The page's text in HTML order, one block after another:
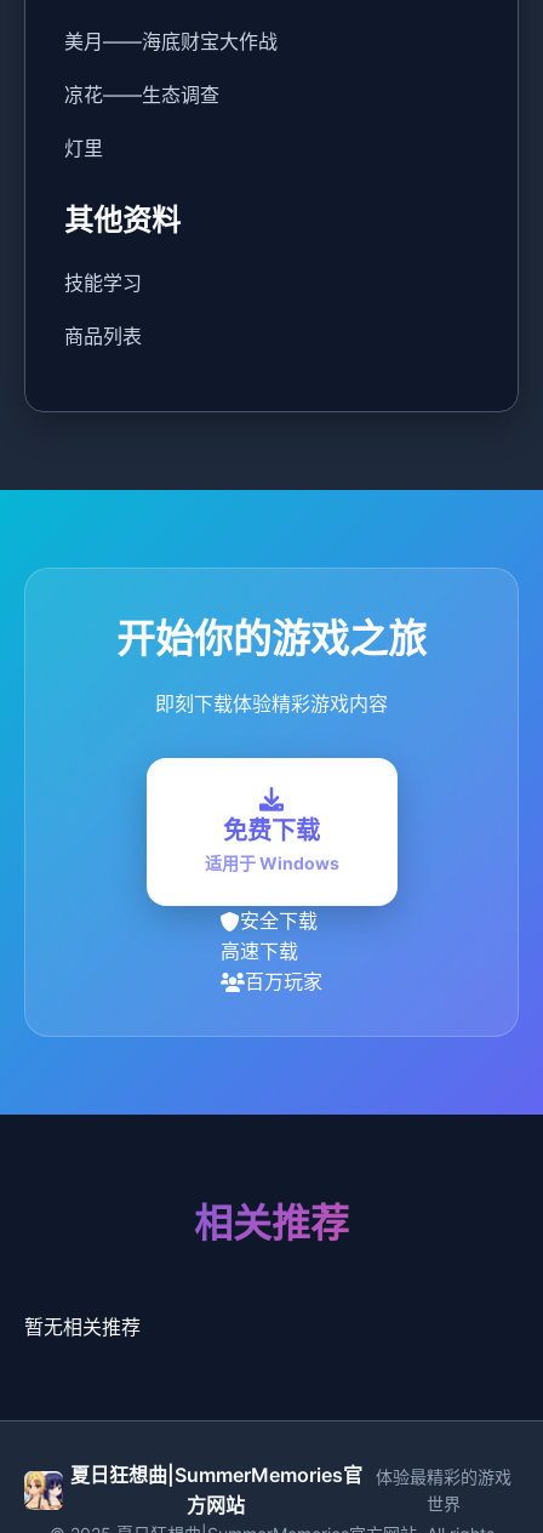
美月——海底财宝大作战
凉花——生态调查
灯里
其他资料
技能学习
商品列表
开始你的游戏之旅
即刻下载体验精彩游戏内容
免费下载
适用于 Windows
安全下载
高速下载
百万玩家
相关推荐
暂无相关推荐
夏日狂想曲|SummerMemories官
方网站
体验最精彩的游戏
世界